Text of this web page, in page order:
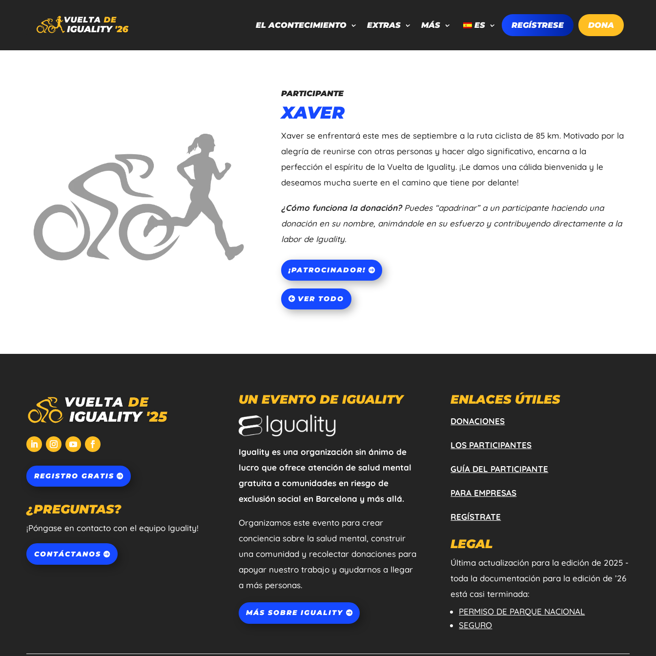
EL ACONTECIMIENTO EXTRAS MÁS ES REGÍSTRESE DONA
PARTICIPANTE
XAVER
Xaver se enfrentará este mes de septiembre a la ruta ciclista de 85 km. Motivado por la
alegría de reunirse con otras personas y hacer algo significativo, encarna a la
perfección el espíritu de la Vuelta de Iguality. ¡Le damos una cálida bienvenida y le
deseamos mucha suerte en el camino que tiene por delante!
¿Cómo funciona la donación?Puedes “apadrinar” a un participante haciendo una
donación en su nombre, animándole en su esfuerzo y contribuyendo directamente a la
labor de Iguality.
¡PATROCINADOR!
VER TODO
REGISTRO GRATIS
¿PREGUNTAS?
¡Póngase en contacto con el equipo Iguality!
CONTÁCTANOS
UN EVENTO DE IGUALITY
Iguality es una organización sin ánimo de
lucro que ofrece atención de salud mental
gratuita a comunidades en riesgo de
exclusión social en Barcelona y más allá.
Organizamos este evento para crear
conciencia sobre la salud mental, construir
una comunidad y recolectar donaciones para
apoyar nuestro trabajo y ayudarnos a llegar
a más personas.
MÁS SOBRE IGUALITY
ENLACES ÚTILES
DONACIONES
LOS PARTICIPANTES
GUÍA DEL PARTICIPANTE
PARA EMPRESAS
REGÍSTRATE
LEGAL
Última actualización para la edición de 2025 -
toda la documentación para la edición de ’26
está casi terminada:
PERMISO DE PARQUE NACIONAL
SEGURO